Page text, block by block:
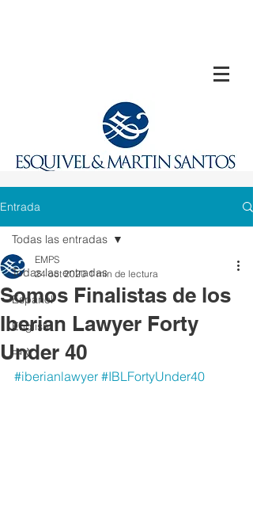
Entrada
Todas las entradas
Español
English
中文
Todas las entradas
Somos Finalistas de los
Iberian Lawyer Forty
Under 40
EMPS
24 oct 2020 1 min de lectura
#iberianlawyer #IBLFortyUnder40